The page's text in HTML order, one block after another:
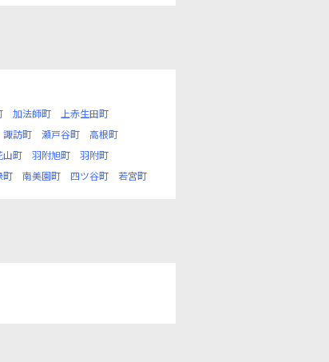
加法師町
上赤生田町
諏訪町 瀬戸谷町
高根町
山町 羽附旭町
羽附町
町 南美園町 四ツ谷町 若宮町